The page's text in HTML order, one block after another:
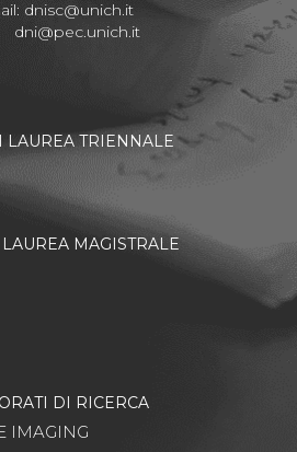
dnisc@unich.it
dni@pec.unich.it
LAUREA TRIENNALE
MAGISTRALE
DI RICERCA
IMAGING